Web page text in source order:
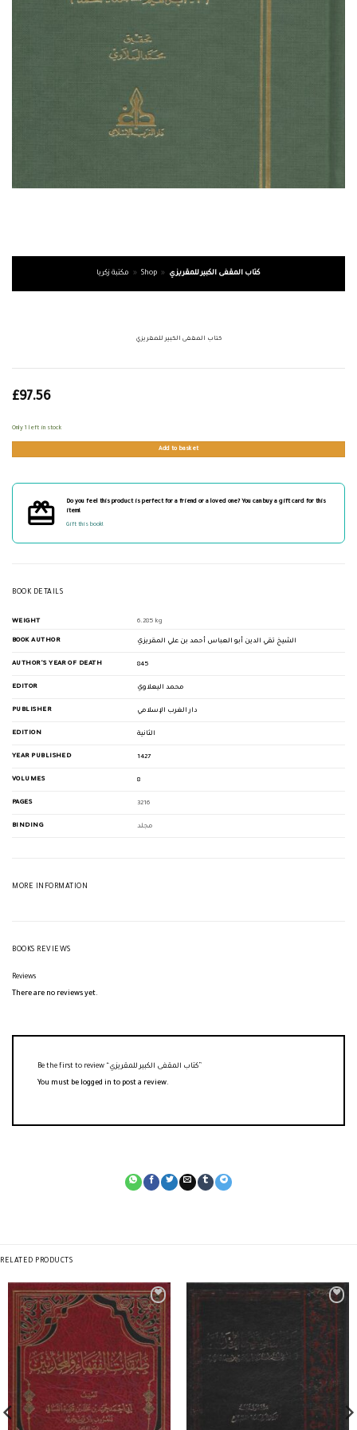
مكتبة زكريا » Shop » كتاب المقفى الكبير للمقريزي
كتاب المقفى الكبير للمقريزي
£97.56
Only 1 left in stock
Add to basket
Do you feel this product is perfect for a friend or a loved one? You can buy a gift card for this
item!
Gift this book!
BOOK DETAILS
WEIGHT 6.285 kg
BOOK AUTHOR الشيخ تقي الدين أبو العباس أحمد بن علي المقريزي
AUTHOR'S YEAR OF DEATH 845
EDITOR محمد اليعلاوي
PUBLISHER دار الغرب الإسلامي
EDITION الثانية
YEAR PUBLISHED 1427
VOLUMES 8
PAGES 3216
BINDING مجلد
MORE INFORMATION
BOOKS REVIEWS
Reviews
There are no reviews yet.
You must be logged in to post a review.
RELATED PRODUCTS